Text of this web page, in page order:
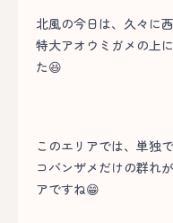
北風の今日は、久々に
特大アオウミガメの上
た😆
このエリアでは、単独
コバンザメだけの群れ
アですね😁